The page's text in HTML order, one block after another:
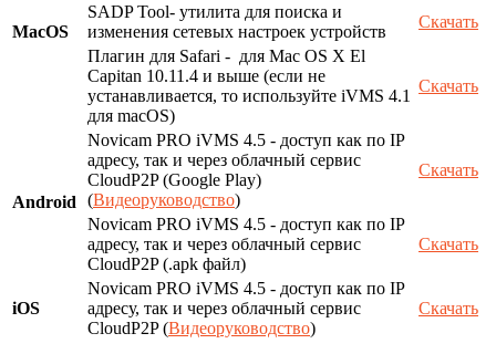
MacOS
SADP Tool- утилита для поиска и
изменения сетевых настроек устройств
Скачать
Плагин для Safari - для Mac OS X El
Capitan 10.11.4 и выше (если не
устанавливается, то используйте iVMS 4.1
для macOS)
Скачать
Android
Novicam PRO iVMS 4.5 - доступ как по IP
адресу, так и через облачный сервис
CloudP2P (Google Play)
(Видеоруководство)
Скачать
Novicam PRO iVMS 4.5 - доступ как по IP
адресу, так и через облачный сервис
CloudP2P (.apk файл)
Скачать
iOS
Novicam PRO iVMS 4.5 - доступ как по IP
адресу, так и через облачный сервис
CloudP2P (Видеоруководство)
Скачать